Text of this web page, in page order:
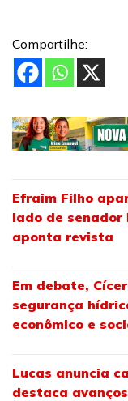
Compartilhe:
Efraim Filho
lado de senador
aponta revista
Em debate,
segurança
econômico e
Lucas anuncia
destaca